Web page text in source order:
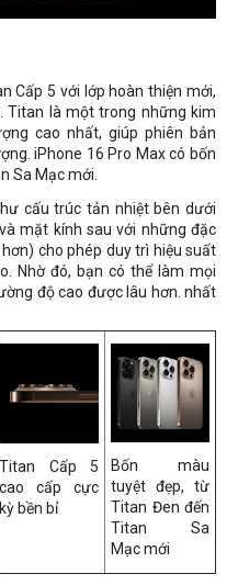
Cấp 5 với lớp hoàn thiện mới,
Titan là một trong những kim
cao nhất, giúp phiên bản
iPhone 16 Pro Max có bốn
Sa Mạc mới.
cấu trúc tản nhiệt bên dưới
mặt kính sau với những đặc
cho phép duy trì hiệu suất
Nhờ đó, bạn có thể làm mọi
độ cao được lâu hơn. nhất
Titan Cấp 5
cao cấp cực
kỳ bền bỉ
Bốn màu
tuyệt đẹp, từ
Titan Đen đến
Titan Sa
Mạc mới